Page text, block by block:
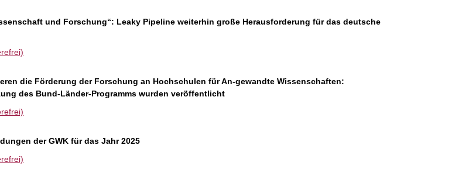
und Forschung“: Leaky Pipeline weiterhin große Herausforderung für das deutsche
die Förderung der Forschung an Hochschulen für An-gewandte Wissenschaften:
des Bund-Länder-Programms wurden veröffentlicht
der GWK für das Jahr 2025